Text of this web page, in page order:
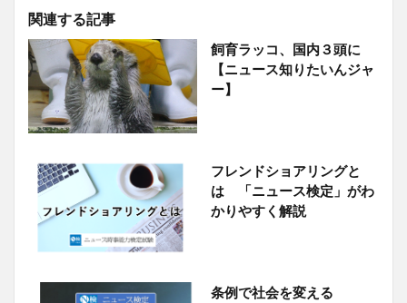
関連する記事
飼育ラッコ、国内３頭に
【ニュース知りたいんジャ
ー】
フレンドショアリングと
は 「ニュース検定」がわ
かりやすく解説
条例で社会を変える